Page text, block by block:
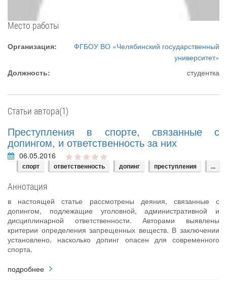
Место работы
Организация:
ФГБОУ ВО «Челябинский государственный
университет»
Должность:
студентка
Статьи автора(1)
Преступления в спорте, связанные с
допингом, и ответственность за них
06.05.2016
спорт ответственность допинг преступления ...
Аннотация
в настоящей статье рассмотрены деяния, связанные с
допингом, подлежащие уголовной, административной и
дисциплинарной ответственности. Авторами выявлены
критерии определения запрещенных веществ. В заключении
установлено, насколько допинг опасен для современного
спорта.
подробнее